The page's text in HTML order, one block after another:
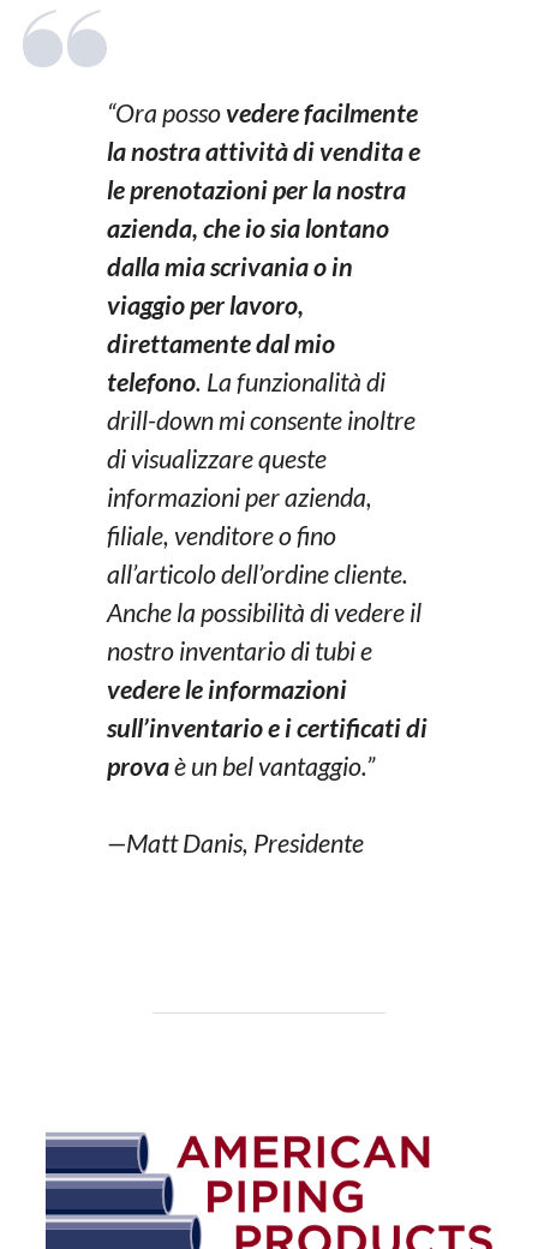
“Ora possovedere facilmente
la nostra attività di vendita e
le prenotazioni per la nostra
azienda, che io sia lontano
dalla mia scrivania o in
viaggio per lavoro,
direttamente dal mio
telefono. La funzionalità di
drill-down mi consente inoltre
di visualizzare queste
informazioni per azienda,
filiale, venditore o fino
all’articolo dell’ordine cliente.
Anche la possibilità di vedere il
nostro inventario di tubi e
vedere le informazioni
sull’inventario e i certificati di
provaè un bel vantaggio.”
—Matt Danis, Presidente